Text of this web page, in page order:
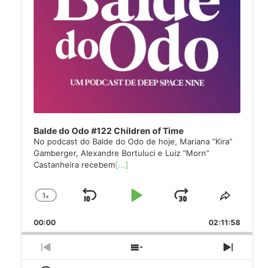
Balde do Odo #122 Children of Time
No podcast do Balde do Odo de hoje, Mariana “Kira”
Gamberger, Alexandre Bortuluci e Luiz “Morn”
Castanheira recebem[...]
Change
Rate
1x
Skip
Play
Jump
Forward
Share
Episode
00:00 02:11:58
Previous
Episode
Show
Episodes
Next
Episode